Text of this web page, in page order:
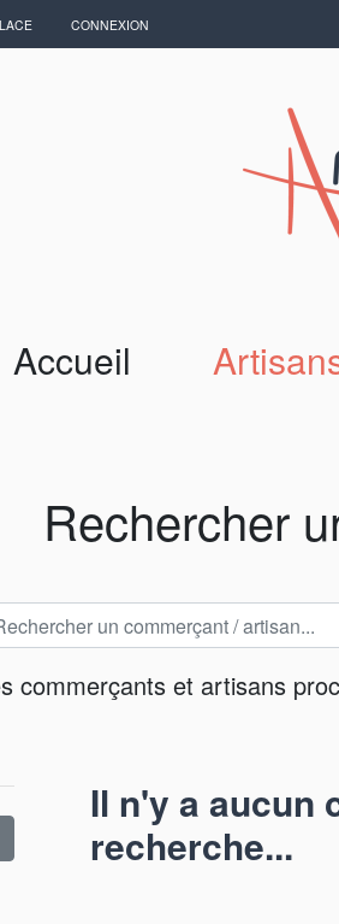
CONNEXION
Accueil
Rechercher
commerçants et artisans
Il n'y a aucun
recherche...